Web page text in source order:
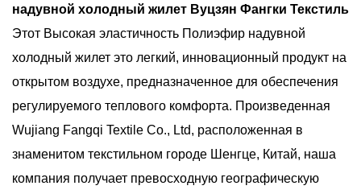
надувной холодный жилет Вуцзян Фангки Текстиль
Этот Высокая эластичность Полиэфир надувной
холодный жилет это легкий, инновационный продукт на
открытом воздухе, предназначенное для обеспечения
регулируемого теплового комфорта. Произведенная
Wujiang Fangqi Textile Co., Ltd, расположенная в
знаменитом текстильном городе Шенгце, Китай, наша
компания получает превосходную географическую